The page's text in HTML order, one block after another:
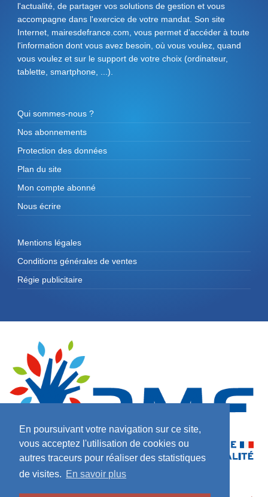
En poursuivant votre navigation sur ce site,
vous acceptez l'utilisation de cookies ou
autres traceurs pour réaliser des statistiques
de visites. En savoir plus
l'actualité, de partager vos solutions de gestion et vous
accompagne dans l'exercice de votre mandat. Son site
Internet, mairesdefrance.com, vous permet d’accéder à toute
l'information dont vous avez besoin, où vous voulez, quand
vous voulez et sur le support de votre choix (ordinateur,
tablette, smartphone, ...).
Qui sommes-nous ?
Nos abonnements
Protection des données
Plan du site
Mon compte abonné
Nous écrire
Mentions légales
Conditions générales de ventes
Régie publicitaire